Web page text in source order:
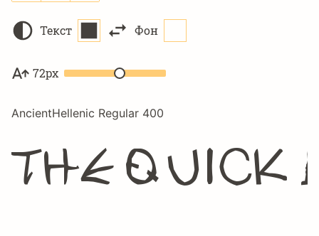
Текст Фон
72px
AncientHellenic Regular 400
The